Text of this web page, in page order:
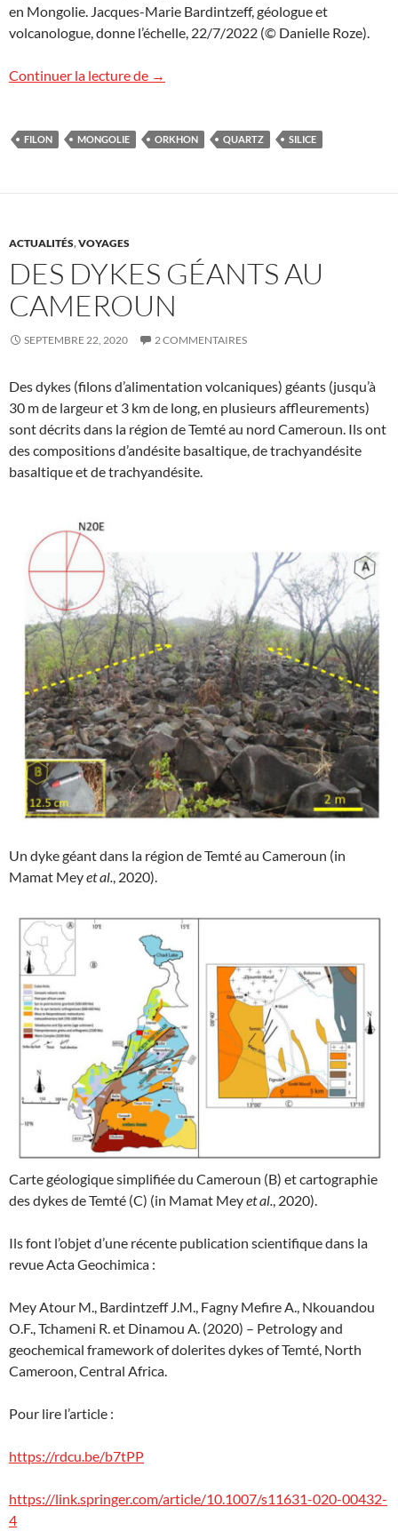
en Mongolie. Jacques-Marie Bardintzeff, géologue et
volcanologue, donne l’échelle, 22/7/2022 (© Danielle Roze).
Continuer la lecture de Imposant filon de quartz en Mongolie
→
FILON MONGOLIE ORKHON QUARTZ SILICE
ACTUALITÉS,VOYAGES
DES DYKES GÉANTS AU
CAMEROUN
SEPTEMBRE 22, 2020 2 COMMENTAIRES
Des dykes (filons d’alimentation volcaniques) géants (jusqu’à
30 m de largeur et 3 km de long, en plusieurs affleurements)
sont décrits dans la région de Temté au nord Cameroun. Ils ont
des compositions d’andésite basaltique, de trachyandésite
basaltique et de trachyandésite.
Un dyke géant dans la région de Temté au Cameroun (in
Mamat Meyet al., 2020).
Carte géologique simplifiée du Cameroun (B) et cartographie
des dykes de Temté (C) (in Mamat Meyet al. , 2020).
Ils font l’objet d’une récente publication scientifique dans la
revue Acta Geochimica :
Mey Atour M., Bardintzeff J.M., Fagny Mefire A., Nkouandou
O.F., Tchameni R. et Dinamou A. (2020) – Petrology and
geochemical framework of dolerites dykes of Temté, North
Cameroon, Central Africa.
Pour lire l’article :
https://rdcu.be/b7tPP
https://link.springer.com/article/10.1007/s11631-020-00432-
4